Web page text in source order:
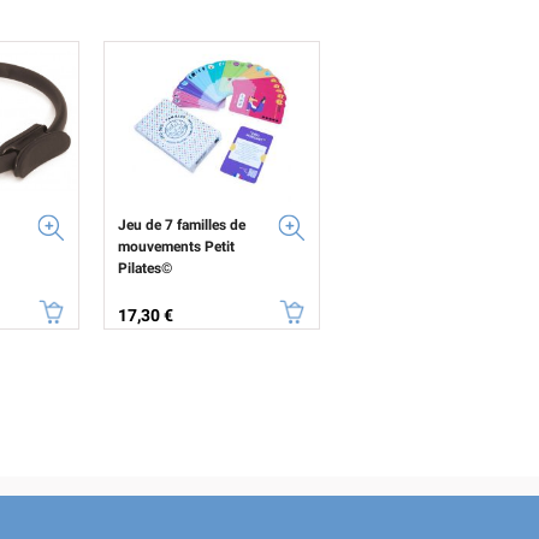
Jeu de 7 familles de
mouvements Petit
Pilates©
Prix
17,30 €